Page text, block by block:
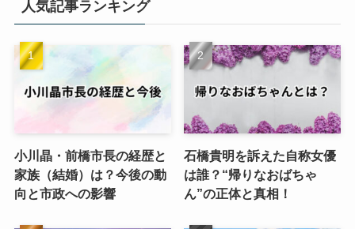
人気記事ランキング
小川晶・前橋市長の経歴と
家族（結婚）は？今後の動
向と市政への影響
石橋貴明を訴えた自称女優
は誰？“帰りなおばちゃ
ん”の正体と真相！